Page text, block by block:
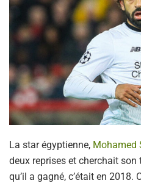
La star égyptienne, Mohamed
deux reprises et cherchait
qu’il a gagné, c’était en 2018.